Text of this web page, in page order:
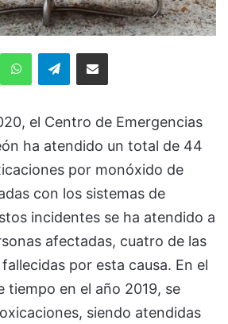
WhatsAppTelegramCompartir via Email
el Centro de Emergencias
ha atendido un total de 44
por monóxido de
con los sistemas de
incidentes se ha atendido a
afectadas, cuatro de las
por esta causa. En el
tiempo en el año 2019, se
siendo atendidas